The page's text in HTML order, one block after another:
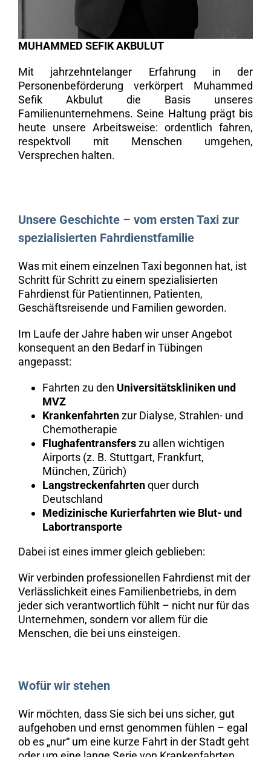
MUHAMMED SEFIK AKBULUT
Mit jahrzehntelanger Erfahrung in der
Personenbeförderung verkörpert Muhammed
Sefik Akbulut die Basis unseres
Familienunternehmens. Seine Haltung prägt bis
heute unsere Arbeitsweise: ordentlich fahren,
respektvoll mit Menschen umgehen,
Versprechen halten.
Unsere Geschichte – vom ersten Taxi zur
spezialisierten Fahrdienstfamilie
Was mit einem einzelnen Taxi begonnen hat, ist
Schritt für Schritt zu einem spezialisierten
Fahrdienst für Patientinnen, Patienten,
Geschäftsreisende und Familien geworden.
Im Laufe der Jahre haben wir unser Angebot
konsequent an den Bedarf in Tübingen
angepasst:
Fahrten zu den Universitätskliniken und
MVZ
Krankenfahrtenzur Dialyse, Strahlen- und
Chemotherapie
Flughafentransferszu allen wichtigen
Airports (z. B. Stuttgart, Frankfurt,
München, Zürich)
Langstreckenfahrtenquer durch
Deutschland
Medizinische Kurierfahrten wie Blut- und
Labortransporte
Dabei ist eines immer gleich geblieben:
Wir verbinden professionellen Fahrdienst mit der
Verlässlichkeit eines Familienbetriebs, in dem
jeder sich verantwortlich fühlt – nicht nur für das
Unternehmen, sondern vor allem für die
Menschen, die bei uns einsteigen.
Wofür wir stehen
Wir möchten, dass Sie sich bei uns sicher, gut
aufgehoben und ernst genommen fühlen – egal
ob es „nur“ um eine kurze Fahrt in der Stadt geht